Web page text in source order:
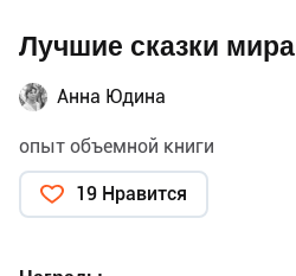
Лучшие сказки мира
Анна Юдина
опыт объемной книги
19 Нравится